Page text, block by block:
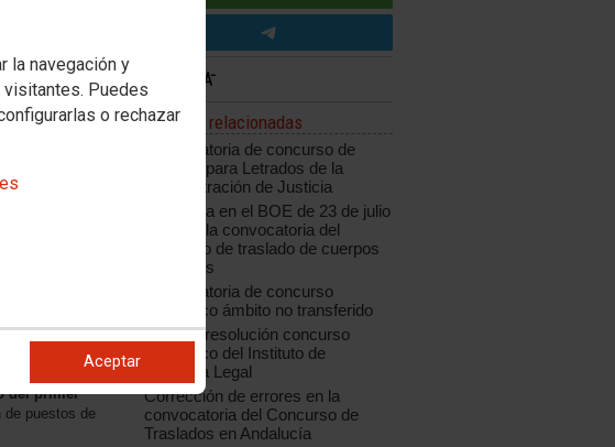
la navegación y
Puedes
o rechazar
Aceptar
cuerpos
y
del primer
de puestos de
Noticias relacionadas
Convocatoria de concurso de
traslado para Letrados de la
Administración de Justicia
Publicada en el BOE de 23 de julio
de 2018 la convocatoria del
concurso de traslado de cuerpos
generales
Convocatoria de concurso
específico ámbito no transferido
Aragón: resolución concurso
específico del Instituto de
Medicina Legal
Corrección de errores en la
convocatoria del Concurso de
Traslados en Andalucía